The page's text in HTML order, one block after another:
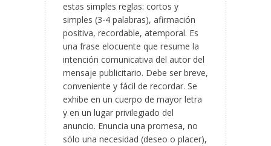
estas simples reglas: cortos y
simples (3-4 palabras), afirmación
positiva, recordable, atemporal. Es
una frase elocuente que resume la
intención comunicativa del autor del
mensaje publicitario. Debe ser breve,
conveniente y fácil de recordar. Se
exhibe en un cuerpo de mayor letra
y en un lugar privilegiado del
anuncio. Enuncia una promesa, no
sólo una necesidad (deseo o placer),